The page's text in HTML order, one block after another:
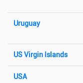
Uruguay
US Virgin Islands
USA